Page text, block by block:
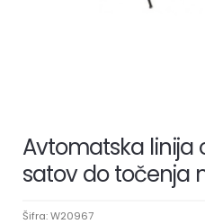
Avtomatska linija
satov do točenja
Šifra:W20967